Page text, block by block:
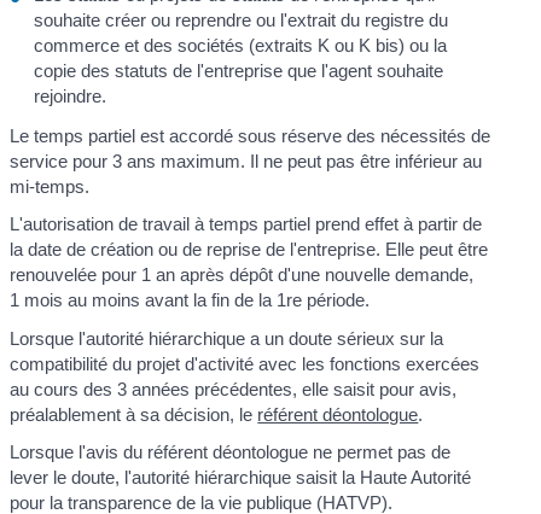
souhaite créer ou reprendre ou l'extrait du registre du
commerce et des sociétés (extraits K ou K bis) ou la
copie des statuts de l'entreprise que l'agent souhaite
rejoindre.
Le temps partiel est accordé sous réserve des nécessités de
service pour 3 ans maximum. Il ne peut pas être inférieur au
mi-temps.
L'autorisation de travail à temps partiel prend effet à partir de
la date de création ou de reprise de l'entreprise. Elle peut être
renouvelée pour 1 an après dépôt d'une nouvelle demande,
1 mois au moins avant la fin de la 1re période.
Lorsque l'autorité hiérarchique a un doute sérieux sur la
compatibilité du projet d'activité avec les fonctions exercées
au cours des 3 années précédentes, elle saisit pour avis,
préalablement à sa décision, le référent déontologue.
Lorsque l'avis du référent déontologue ne permet pas de
lever le doute, l'autorité hiérarchique saisit la Haute Autorité
pour la transparence de la vie publique (HATVP).